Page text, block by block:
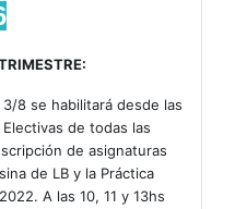
8 se habilitará desde las
de todas las
de asignaturas
de LB y la Práctica
A las 10, 11 y 13hs